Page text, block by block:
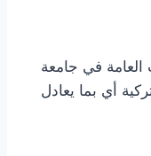
العامة في جامعة
تبلغ 940 ليرة تركية أي بما يعادل